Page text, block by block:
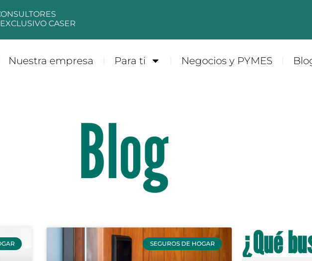
CASER
Nuestra empresa Para ti Negocios y PYMES
Blog
SEGUROS DE HOGAR ¿Qué